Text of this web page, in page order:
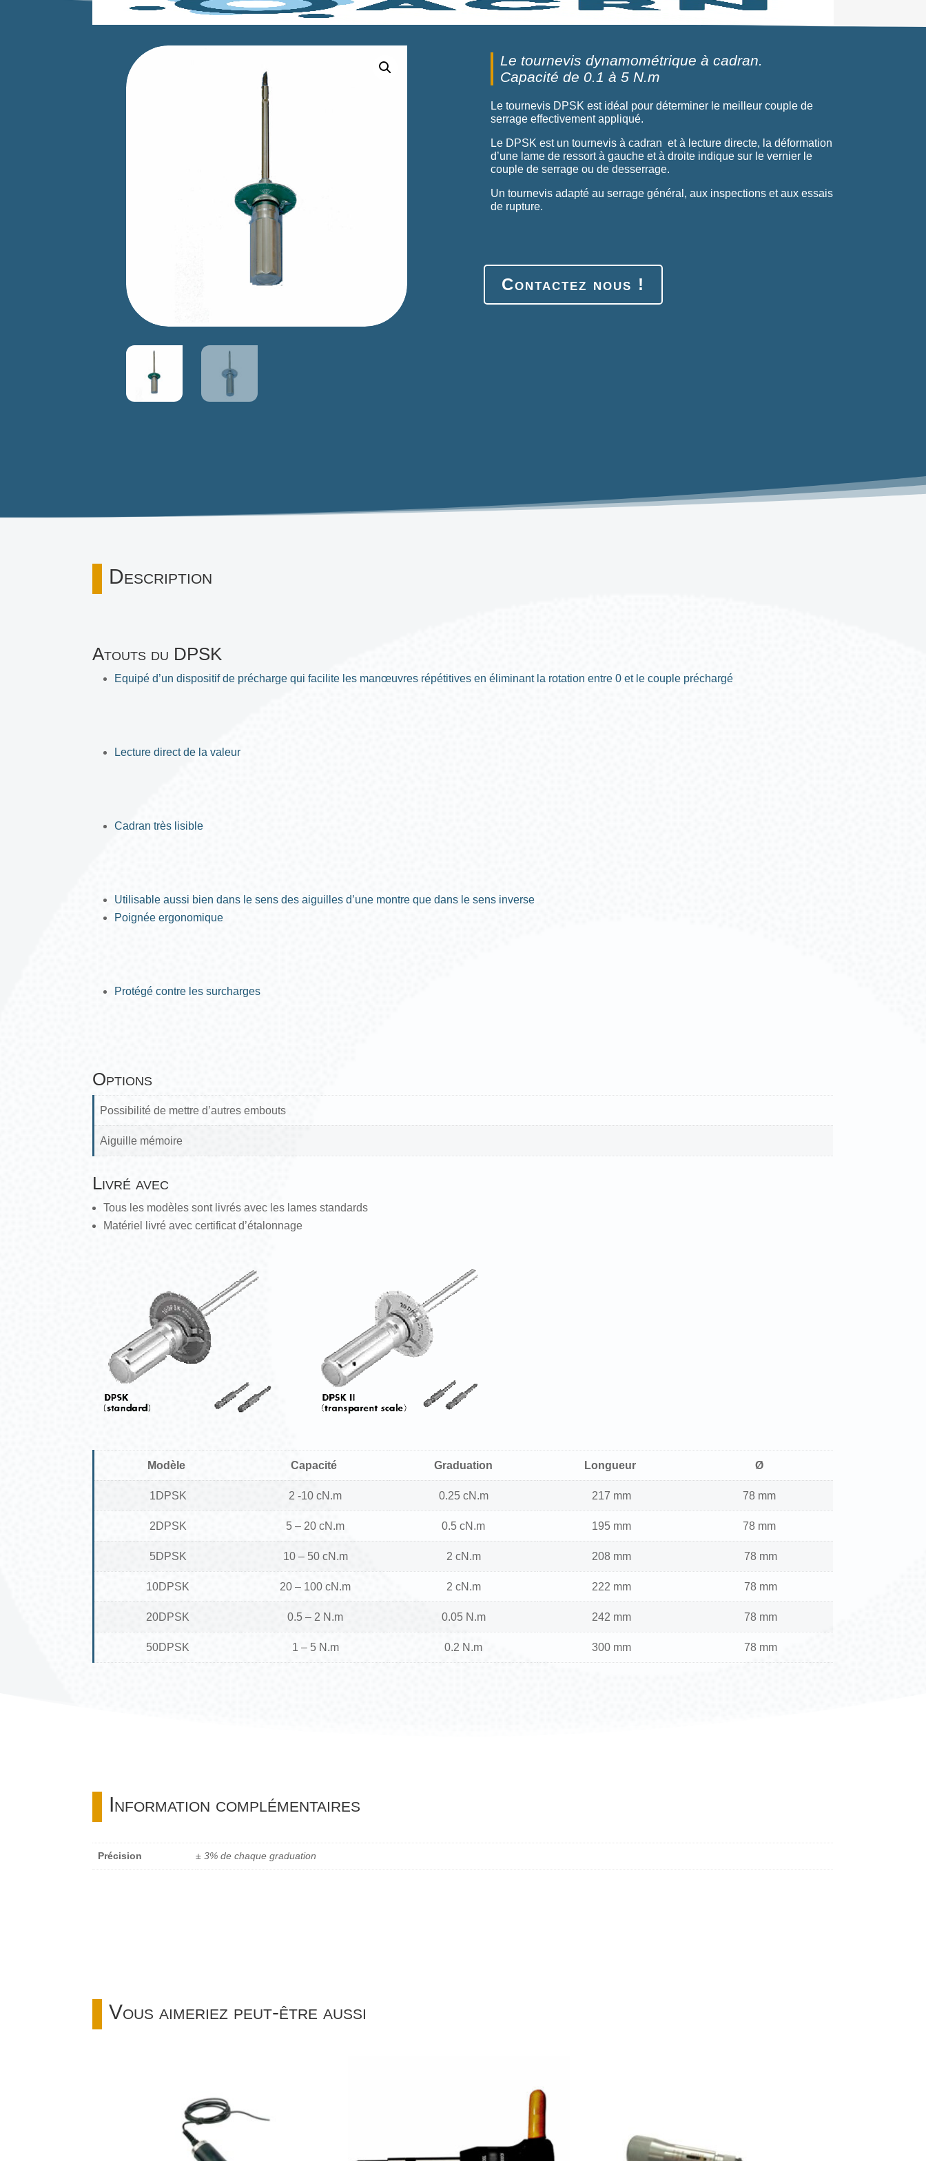
Le tournevis dynamométrique à cadran.
Capacité de 0.1 à 5 N.m
Le tournevis DPSK est idéal pour déterminer le meilleur couple de
serrage effectivement appliqué.
Le DPSK est un tournevis à cadran et à lecture directe, la déformation
d’une lame de ressort à gauche et à droite indique sur le vernier le
couple de serrage ou de desserrage.
Un tournevis adapté au serrage général, aux inspections et aux essais
de rupture.
Contactez nous !
Description
Atouts du DPSK
Equipé d’un dispositif de précharge qui facilite les manœuvres répétitives en éliminant la rotation entre 0 et le couple préchargé
Lecture direct de la valeur
Cadran très lisible
Utilisable aussi bien dans le sens des aiguilles d’une montre que dans le sens inverse
Poignée ergonomique
Protégé contre les surcharges
Options
Possibilité de mettre d’autres embouts
Aiguille mémoire
Livré avec
Tous les modèles sont livrés avec les lames standards
Matériel livré avec certificat d’étalonnage
Modèle Capacité Graduation Longueur Ø
1DPSK 2 -10 cN.m 0.25 cN.m 217 mm 78 mm
2DPSK 5 – 20 cN.m 0.5 cN.m 195 mm 78 mm
5DPSK 10 – 50 cN.m 2 cN.m 208 mm 78 mm
10DPSK 20 – 100 cN.m 2 cN.m 222 mm 78 mm
20DPSK 0.5 – 2 N.m 0.05 N.m 242 mm 78 mm
50DPSK 1 – 5 N.m 0.2 N.m 300 mm 78 mm
Information complémentaires
Précision ± 3% de chaque graduation
Vous aimeriez peut-être aussi